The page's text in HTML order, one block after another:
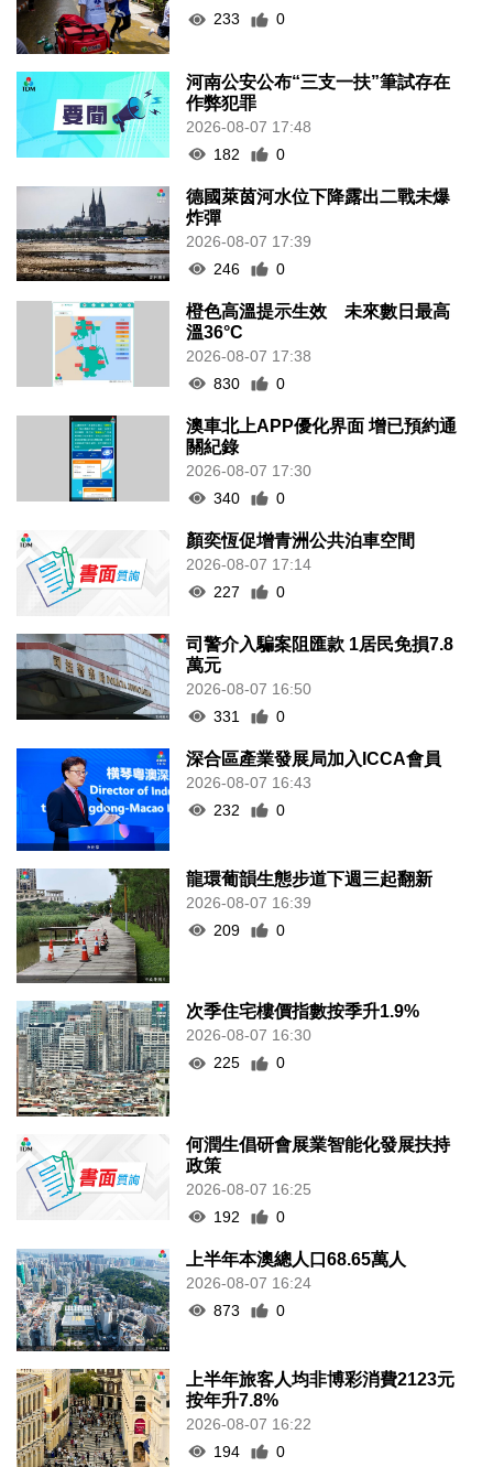
233
0
河南公安公布“三支一扶”筆試存在
作弊犯罪
2026-08-07 17:48
182
0
德國萊茵河水位下降露出二戰未爆
炸彈
2026-08-07 17:39
246
0
橙色高溫提示生效 未來數日最高
溫36°C
2026-08-07 17:38
830
0
澳車北上APP優化界面 增已預約通
關紀錄
2026-08-07 17:30
340
0
顏奕恆促增青洲公共泊車空間
2026-08-07 17:14
227
0
司警介入騙案阻匯款 1居民免損7.8
萬元
2026-08-07 16:50
331
0
深合區產業發展局加入ICCA會員
2026-08-07 16:43
232
0
龍環葡韻生態步道下週三起翻新
2026-08-07 16:39
209
0
次季住宅樓價指數按季升1.9%
2026-08-07 16:30
225
0
何潤生倡研會展業智能化發展扶持
政策
2026-08-07 16:25
192
0
上半年本澳總人口68.65萬人
2026-08-07 16:24
873
0
上半年旅客人均非博彩消費2123元
按年升7.8%
2026-08-07 16:22
194
0